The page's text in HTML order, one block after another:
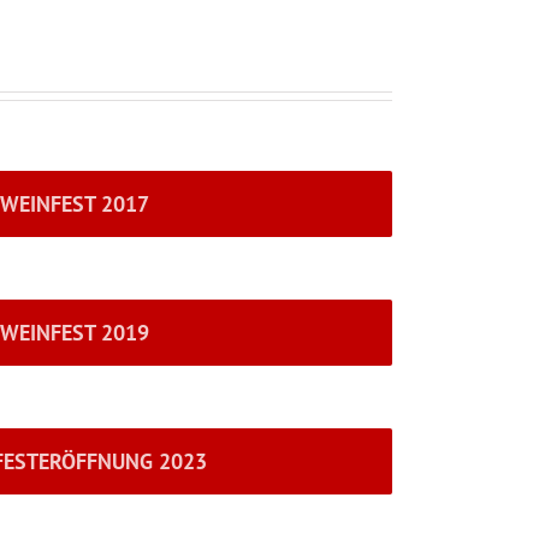
WEINFEST 2017
WEINFEST 2019
2023